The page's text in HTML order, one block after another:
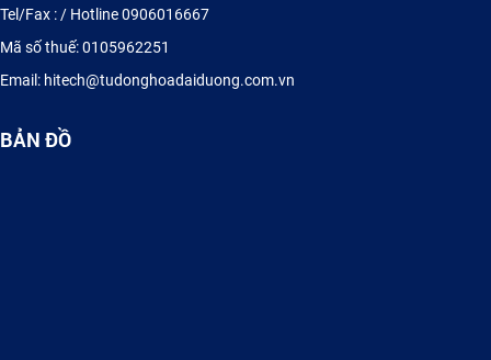
TỦ ĐIỆN ĐIỀU KHIỂN PLC - HMI
Tel/Fax : / Hotline 0906016667
Mã số thuế: 0105962251
Email: hitech@tudonghoadaiduong.com.vn
BẢN ĐỒ